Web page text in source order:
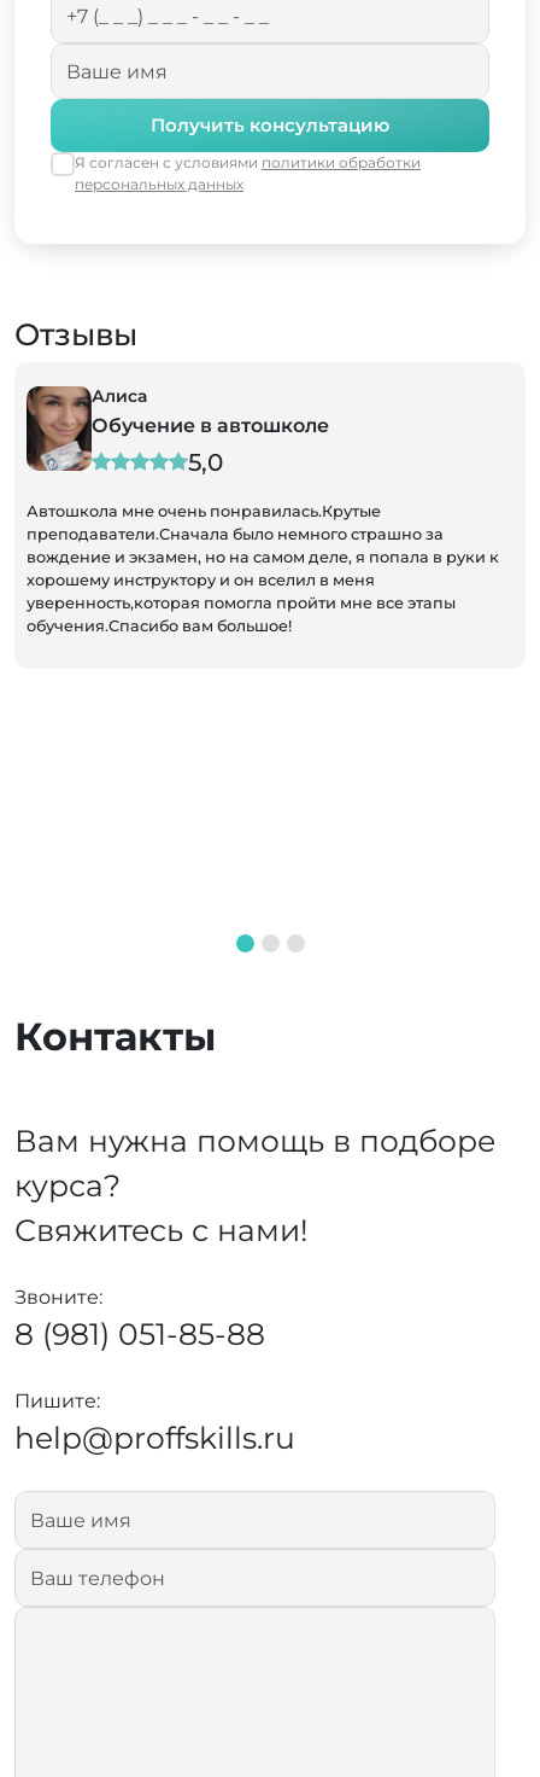
Получить консультацию
Я согласен с условиями политики обработки
персональных данных
Отзывы
Алиса
Обучение в автошколе
5,0
Автошкола мне очень понравилась.Крутые
преподаватели.Сначала было немного страшно за
вождение и экзамен, но на самом деле, я попала в руки к
хорошему инструктору и он вселил в меня
уверенность,которая помогла пройти мне все этапы
обучения.Спасибо вам большое!
Контакты
Вам нужна помощь в подборе
курса?
Свяжитесь с нами!
Звоните:
8 (981) 051-85-88
Пишите:
help@proffskills.ru